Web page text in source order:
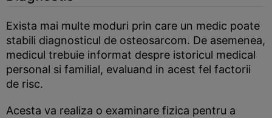
Exista mai multe moduri prin care un medic poate
stabili diagnosticul de osteosarcom. De asemenea,
medicul trebuie informat despre istoricul medical
personal si familial, evaluand in acest fel factorii
de risc.
Acesta va realiza o examinare fizica pentru a